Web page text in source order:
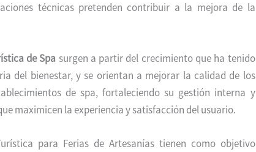
técnicas pretenden contribuir a la mejora de la
de Spa surgen a partir del crecimiento que ha tenido
del bienestar, y se orientan a mejorar la calidad de los
de spa, fortaleciendo su gestión interna y
maximicen la experiencia y satisfacción del usuario.
para Ferias de Artesanías tienen como objetivo